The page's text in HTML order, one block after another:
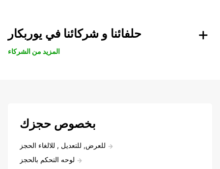
حلفائنا و شركائنا في يوربكار
المزيد من الشركاء
بخصوص حجزك
للعرض, للتعديل , للالغاء الحجز
لوحه التحكم بالحجز